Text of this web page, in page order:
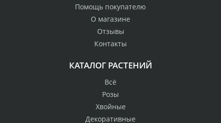
Помощь покупателю
О магазине
Отзывы
Контакты
КАТАЛОГ РАСТЕНИЙ
Всё
Розы
Хвойные
Декоративные